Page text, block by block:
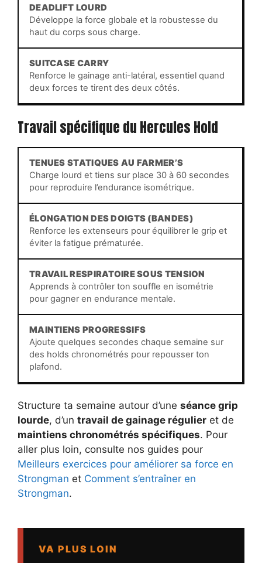
DEADLIFT LOURD
Développe la force globale et la robustesse du
haut du corps sous charge.
SUITCASE CARRY
Renforce le gainage anti-latéral, essentiel quand
deux forces te tirent des deux côtés.
Travail spécifique du Hercules Hold
TENUES STATIQUES AU FARMER’S
Charge lourd et tiens sur place 30 à 60 secondes
pour reproduire l’endurance isométrique.
ÉLONGATION DES DOIGTS (BANDES)
Renforce les extenseurs pour équilibrer le grip et
éviter la fatigue prématurée.
TRAVAIL RESPIRATOIRE SOUS TENSION
Apprends à contrôler ton souffle en isométrie
pour gagner en endurance mentale.
MAINTIENS PROGRESSIFS
Ajoute quelques secondes chaque semaine sur
des holds chronométrés pour repousser ton
plafond.
Structure ta semaine autour d’une séance grip
lourde, d’un travail de gainage régulier et de
maintiens chronométrés spécifiques. Pour
aller plus loin, consulte nos guides pour
Meilleurs exercices pour améliorer sa force en
Strongman et Comment s’entraîner en
Strongman.
VA PLUS LOIN